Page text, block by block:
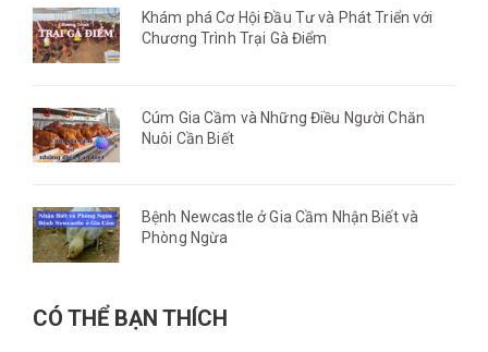
Khám phá Cơ Hội Đầu Tư và Phát Triển với
Chương Trình Trại Gà Điểm
Cúm Gia Cầm và Những Điều Người Chăn
Nuôi Cần Biết
Bệnh Newcastle ở Gia Cầm Nhận Biết và
Phòng Ngừa
CÓ THỂ BẠN THÍCH